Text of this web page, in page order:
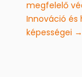
megfelelő
Innováció és
képességei →